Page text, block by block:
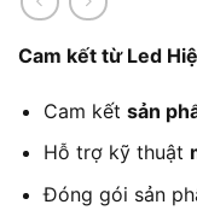
Cam kết từ Led
Cam kết sản
Hỗ trợ kỹ thuật
Đóng gói sản